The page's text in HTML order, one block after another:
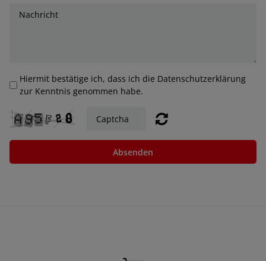
Hiermit bestätige ich, dass ich die Datenschutzerklärung
zur Kenntnis genommen habe.
Absenden